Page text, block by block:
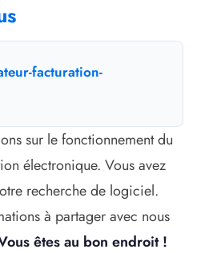
facturation-
sur le fonctionnement du
électronique. Vous avez
recherche de logiciel.
à partager avec nous
êtes au bon endroit !